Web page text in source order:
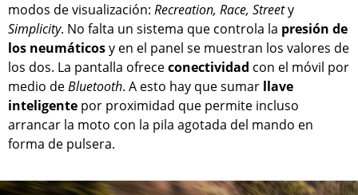
modos de visualización: Recreation, Race, Streety
Simplicity. No falta un sistema que controla la presión de
los neumáticosy en el panel se muestran los valores de
los dos. La pantalla ofrececonectividad con el móvil por
medio deBluetooth. A esto hay que sumar llave
inteligente por proximidad que permite incluso
arrancar la moto con la pila agotada del mando en
forma de pulsera.